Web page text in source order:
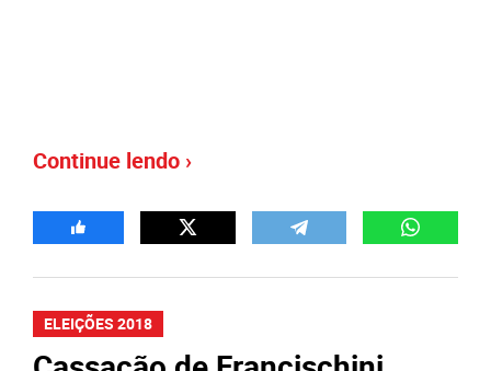
Continue lendo ›
ELEIÇÕES 2018